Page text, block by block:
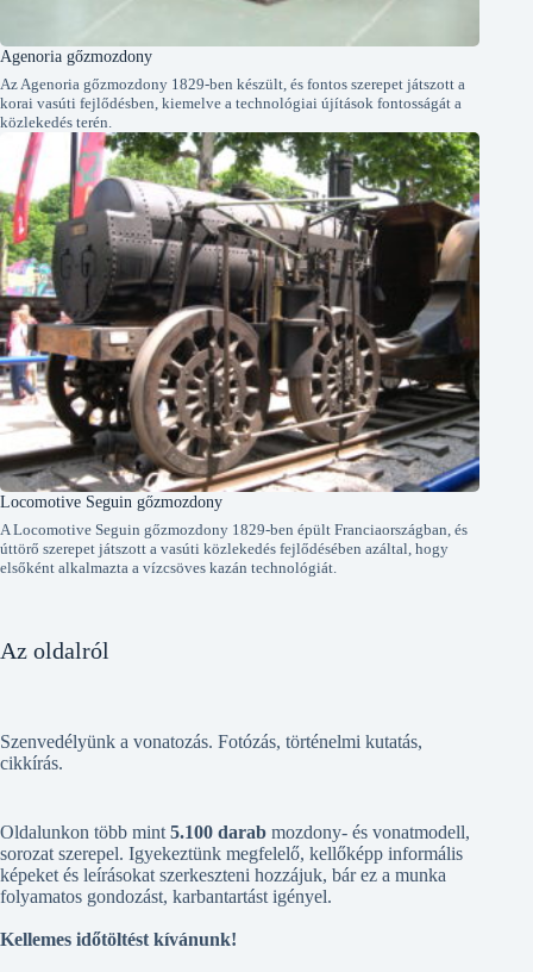
Agenoria gőzmozdony
Az Agenoria gőzmozdony 1829-ben készült, és fontos szerepet játszott a
korai vasúti fejlődésben, kiemelve a technológiai újítások fontosságát a
közlekedés terén.
Locomotive Seguin gőzmozdony
A Locomotive Seguin gőzmozdony 1829-ben épült Franciaországban, és
úttörő szerepet játszott a vasúti közlekedés fejlődésében azáltal, hogy
elsőként alkalmazta a vízcsöves kazán technológiát.
Az oldalról
Szenvedélyünk a vonatozás. Fotózás, történelmi kutatás,
cikkírás.
Oldalunkon több mint 5.100 darab mozdony- és vonatmodell,
sorozat szerepel. Igyekeztünk megfelelő, kellőképp informális
képeket és leírásokat szerkeszteni hozzájuk, bár ez a munka
folyamatos gondozást, karbantartást igényel.
Kellemes időtöltést kívánunk!